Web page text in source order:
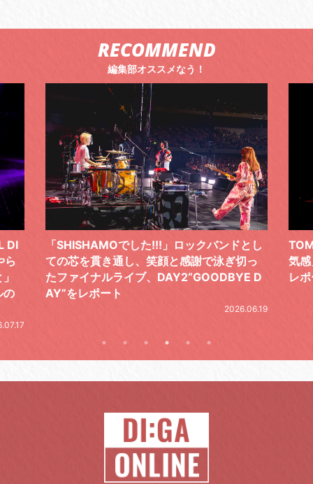
RECOMMEND
編集部オススメなう！
DI
ら
の
「SHISHAMOでした!!!」ロックバンドとし
ての芯を貫き通し、笑顔と感謝で泳ぎ切っ
たファイナルライブ、DAY2“GOODBYE D
AY”をレポート
2026.06.19
気
レ